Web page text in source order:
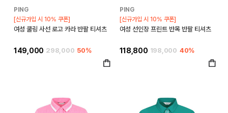
PING
[신규가입 시 10% 쿠폰]
여성 쿨링 사선 로고 카라 반팔 티셔츠
149,000 298,000 50%
PING
[신규가입 시 10% 쿠폰]
여성 선인장 프린트 반목 반팔 티셔츠
118,800 198,000 40%